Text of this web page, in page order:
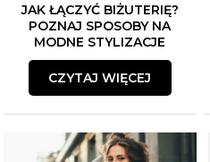
JAK ŁĄCZYĆ BIŻUTERIĘ?
POZNAJ SPOSOBY NA
MODNE STYLIZACJE
CZYTAJ WIĘCEJ